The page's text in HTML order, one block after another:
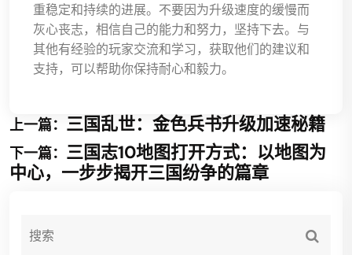
重稳定和持续的进展。不要因为升级速度的缓慢而
灰心丧志，相信自己的能力和努力，坚持下去。与
其他有经验的玩家交流和学习，获取他们的建议和
支持，可以帮助你保持耐心和毅力。
上一篇： 三国乱世：金色兵书升级加速秘籍
下一篇： 三国志10地图打开方式：以地图为
中心，一步步揭开三国纷争的篇章